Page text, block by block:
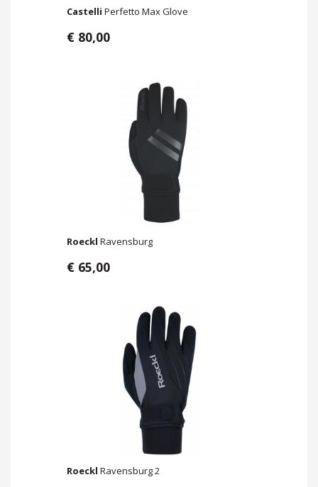
Castelli Perfetto Max Glove
€ 80,00
Roeckl Ravensburg
€ 65,00
Roeckl Ravensburg 2